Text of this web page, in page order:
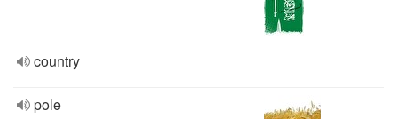
country
pole